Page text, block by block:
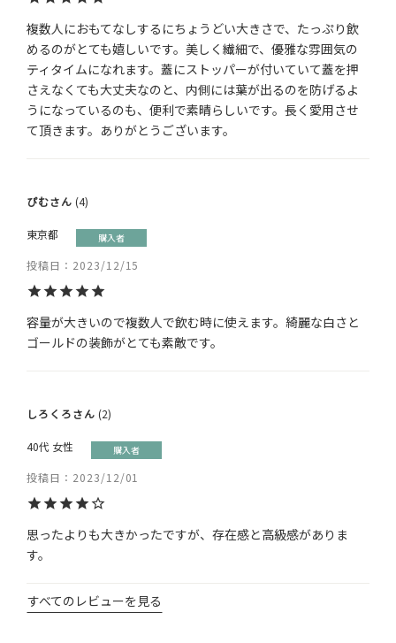
複数人におもてなしするにちょうどい大きさで、たっぷり飲
めるのがとても嬉しいです。美しく繊細で、優雅な雰囲気の
ティタイムになれます。蓋にストッパーが付いていて蓋を押
さえなくても大丈夫なのと、内側には葉が出るのを防げるよ
うになっているのも、便利で素晴らしいです。長く愛用させ
ぴむ 4
購入者
東京都
投稿日 2023/12/15
容量が大きいので複数人で飲む時に使えます。綺麗な白さと
ゴールドの装飾がとても素敵です。
しろくろ 2
購入者
40代 女性
投稿日 2023/12/01
思ったよりも大きかったですが、存在感と高級感がありま
す。
すべてのレビューを見る